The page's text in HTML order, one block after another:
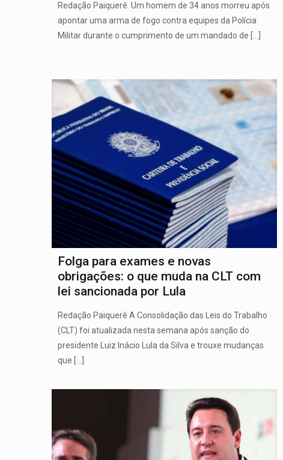
Redação Paiquerê Um homem de 34 anos morreu após
apontar uma arma de fogo contra equipes da Polícia
Militar durante o cumprimento de um mandado de
Folga para exames e novas
obrigações: o que muda na CLT com
lei sancionada por Lula
Redação Paiquerê A Consolidação das Leis do Trabalho
(CLT) foi atualizada nesta semana após sanção do
presidente Luiz Inácio Lula da Silva e trouxe mudanças
que